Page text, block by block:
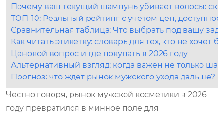
Почему ваш текущий шампунь убивает волосы:
ТОП-10: Реальный рейтинг с учетом цен,
Сравнительная таблица: Что выбрать под вашу
Как читать этикетку: словарь для тех, кто не
Ценовой вопрос и где покупать в 2026 году
Альтернативный взгляд: когда важен не только
Прогноз: что ждет рынок мужского ухода дальше?
Честно говоря, рынок мужской косметики в 2026
году превратился в минное поле для